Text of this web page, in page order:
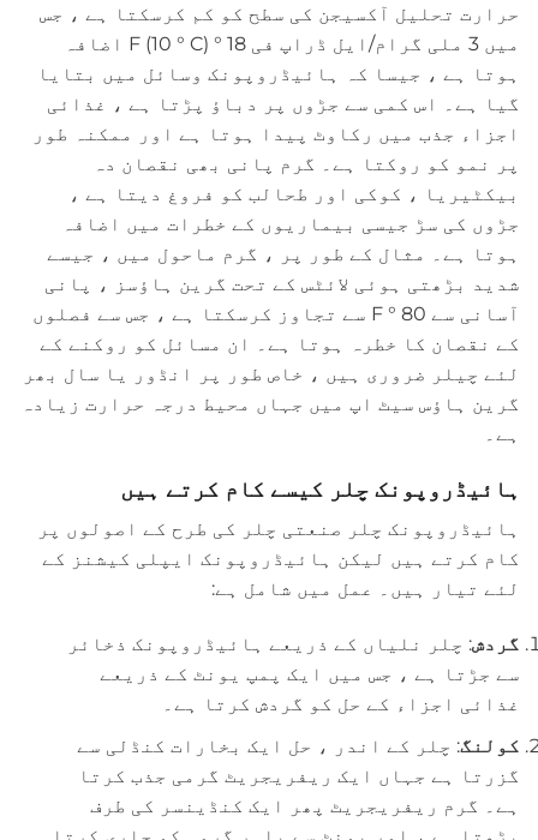
حرارت تحلیل آکسیجن کی سطح کو کم کرسکتا ہے ، جس
میں 3 ملی گرام/ایل ڈراپ فی 18 ° F (10 ° C) اضافہ
ہوتا ہے ، جیسا کہ ہائیڈروپونک وسائل میں بتایا
گیا ہے۔ اس کمی سے جڑوں پر دباؤ پڑتا ہے ، غذائی
اجزاء جذب میں رکاوٹ پیدا ہوتا ہے اور ممکنہ طور
پر نمو کو روکتا ہے۔ گرم پانی بھی نقصان دہ
بیکٹیریا ، کوکی اور طحالب کو فروغ دیتا ہے ،
جڑوں کی سڑ جیسی بیماریوں کے خطرات میں اضافہ
ہوتا ہے۔ مثال کے طور پر ، گرم ماحول میں ، جیسے
شدید بڑھتی ہوئی لائٹس کے تحت گرین ہاؤسز ، پانی
آسانی سے 80 ° F سے تجاوز کرسکتا ہے ، جس سے فصلوں
کے نقصان کا خطرہ ہوتا ہے۔ ان مسائل کو روکنے کے
لئے چیلر ضروری ہیں ، خاص طور پر انڈور یا سال بھر
گرین ہاؤس سیٹ اپ میں جہاں محیط درجہ حرارت زیادہ
ہے۔
ہائیڈروپونک چلر کیسے کام کرتے ہیں
ہائیڈروپونک چلر صنعتی چلر کی طرح کے اصولوں پر
کام کرتے ہیں لیکن ہائیڈروپونک ایپلی کیشنز کے
لئے تیار ہیں۔ عمل میں شامل ہے:
گردش: چلر نلیاں کے ذریعے ہائیڈروپونک ذخائر
سے جڑتا ہے ، جس میں ایک پمپ یونٹ کے ذریعے
غذائی اجزاء کے حل کو گردش کرتا ہے۔
کولنگ: چلر کے اندر ، حل ایک بخارات کنڈلی سے
گزرتا ہے جہاں ایک ریفریجریٹ گرمی جذب کرتا
ہے۔ گرم ریفریجریٹ پھر ایک کنڈینسر کی طرف
بڑھتا ہے ، اور یونٹ سے باہر گرمی کو جاری کرتا